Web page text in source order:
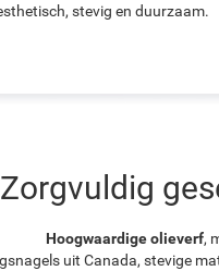
stevig en duurzaam.
Zorgvuldig
Hoogwaardige olieverf,
uit Canada, stevige